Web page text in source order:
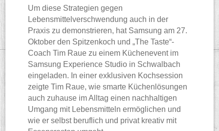
Um diese Strategien gegen
Lebensmittelverschwendung auch in der
Praxis zu demonstrieren, hat Samsung am 27.
Oktober den Spitzenkoch und „The Taste“-
Coach Tim Raue zu einem Küchenevent im
Samsung Experience Studio in Schwalbach
eingeladen. In einer exklusiven Kochsession
zeigte Tim Raue, wie smarte Küchenlösungen
auch zuhause im Alltag einen nachhaltigen
Umgang mit Lebensmitteln ermöglichen und
wie er selbst beruflich und privat kreativ mit